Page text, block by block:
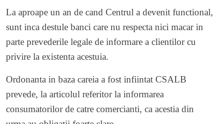
La aproape un an de cand Centrul a devenit functional,
sunt inca destule banci care nu respecta nici macar in
parte prevederile legale de informare a clientilor cu
privire la existenta acestuia.
Ordonanta in baza careia a fost infiintat CSALB
prevede, la articolul referitor la informarea
consumatorilor de catre comercianti, ca acestia din